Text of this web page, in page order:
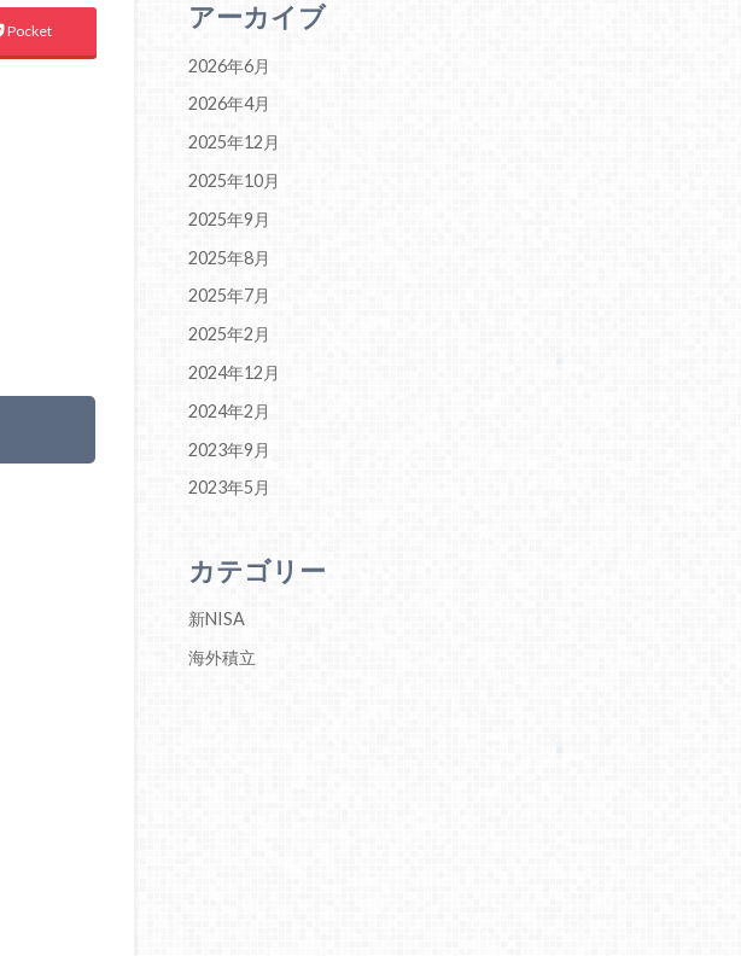
Pocket アーカイブ
2026年6月
2026年4月
2025年12月
2025年10月
2025年9月
2025年8月
2025年7月
2025年2月
2024年12月
2024年2月
2023年9月
2023年5月
カテゴリー
新NISA
海外積立